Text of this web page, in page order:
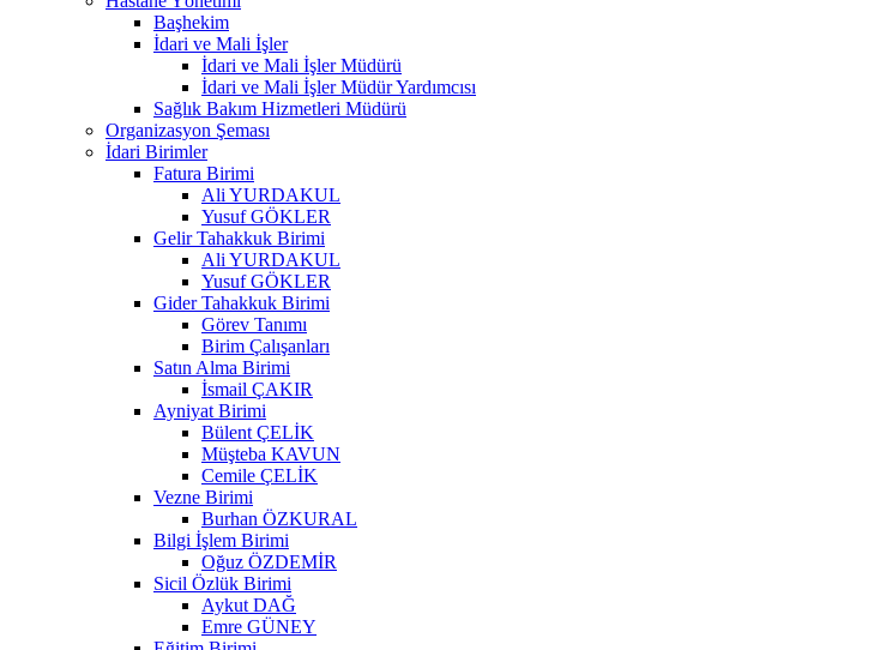
Başhekim
İdari ve Mali İşler
İdari ve Mali İşler Müdürü
İdari ve Mali İşler Müdür Yardımcısı
Sağlık Bakım Hizmetleri Müdürü
Organizasyon Şeması
İdari Birimler
Fatura Birimi
Ali YURDAKUL
Yusuf GÖKLER
Gelir Tahakkuk Birimi
Ali YURDAKUL
Yusuf GÖKLER
Gider Tahakkuk Birimi
Görev Tanımı
Birim Çalışanları
Satın Alma Birimi
İsmail ÇAKIR
Ayniyat Birimi
Bülent ÇELİK
Müşteba KAVUN
Cemile ÇELİK
Vezne Birimi
Burhan ÖZKURAL
Bilgi İşlem Birimi
Oğuz ÖZDEMİR
Sicil Özlük Birimi
Aykut DAĞ
Emre GÜNEY